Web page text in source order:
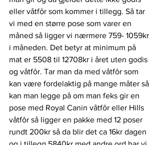
eller våtfôr som kommer i tillegg. Så tar
vi med en større pose som varer en
måned så ligger vi nærmere 759- 1059kr
i måneden. Det betyr at minimum på
mat er 5508 til 12708kr i året uten godis
og våtfôr. Tar man da med våtfôr som
kan være fordelaktig på mange måter så
kan man legge på om man feks gir en
pose med Royal Canin våtfôr eller Hills
våtfôr så ligger en pakke med 12 poser
rundt 200kr så da blir det ca 16kr dagen